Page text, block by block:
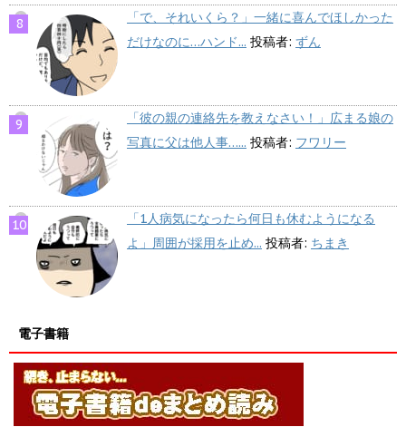
「で、それいくら？」一緒に喜んでほしかった
だけなのに…ハンド... 投稿者: ずん
「彼の親の連絡先を教えなさい！」広まる娘の
写真に父は他人事…... 投稿者: フワリー
「1人病気になったら何日も休むようになる
よ」周囲が採用を止め... 投稿者: ちまき
電子書籍